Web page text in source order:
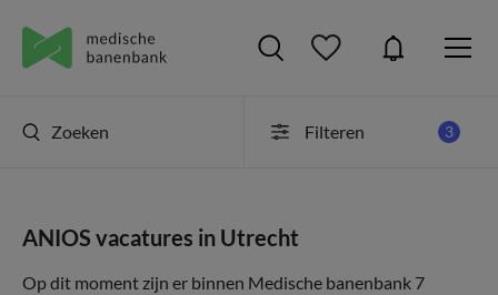
Zoeken Filteren 3
ANIOS vacatures in Utrecht
Op dit moment zijn er binnen Medische banenbank 7